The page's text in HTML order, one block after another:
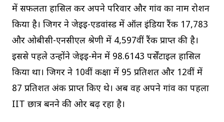
में सफलता हासिल कर अपने परिवार और गांव का नाम रोशन
किया है। जिगर ने जेईई-एडवांस्ड में ऑल इंडिया रैंक 17,783
और ओबीसी-एनसीएल श्रेणी में 4,597वीं रैंक प्राप्त की है।
इससे पहले उन्होंने जेईई-मेन में 98.6143 पर्सेंटाइल हासिल
किया था। जिगर ने 10वीं कक्षा में 95 प्रतिशत और 12वीं में
87 प्रतिशत अंक प्राप्त किए थे। अब वह अपने गांव का पहला
IIT छात्र बनने की ओर बढ़ रहा है।